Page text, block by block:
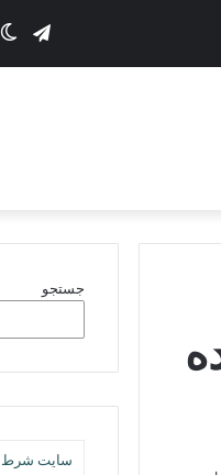
تلگرام
جستجو
سایت شرط